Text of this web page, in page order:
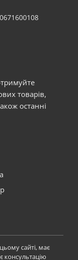
0671600108
товарів,
останні
сайті, має
консультацію